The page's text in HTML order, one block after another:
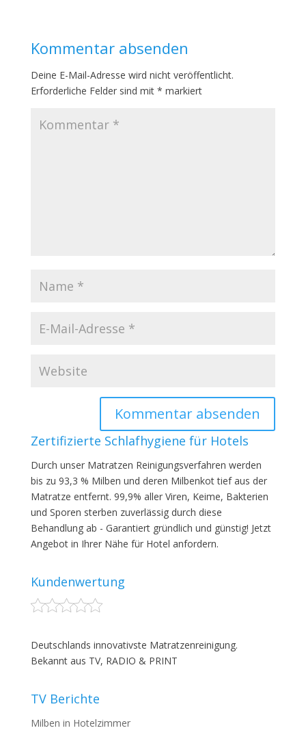
Kommentar absenden
Deine E-Mail-Adresse wird nicht veröffentlicht.
Erforderliche Felder sind mit * markiert
Zertifizierte Schlafhygiene für Hotels
Durch unser Matratzen Reinigungsverfahren werden
bis zu 93,3 % Milben und deren Milbenkot tief aus der
Matratze entfernt. 99,9% aller Viren, Keime, Bakterien
und Sporen sterben zuverlässig durch diese
Behandlung ab - Garantiert gründlich und günstig! Jetzt
Angebot in Ihrer Nähe für Hotel anfordern.
Kundenwertung
Deutschlands innovativste Matratzenreinigung.
Bekannt aus TV, RADIO & PRINT
TV Berichte
Milben in Hotelzimmer